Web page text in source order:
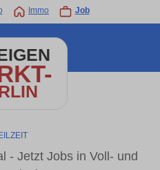
Immo Job
- Jetzt Jobs in Voll- und